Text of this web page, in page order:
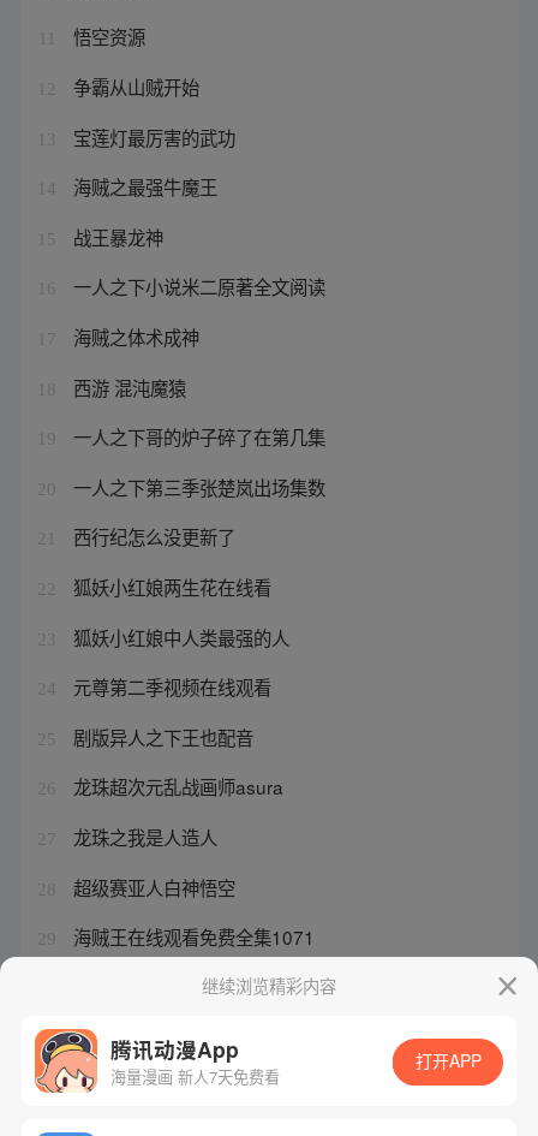
悟空资源
12 争霸从山贼开始
13 宝莲灯最厉害的武功
14 海贼之最强牛魔王
15 战王暴龙神
16 一人之下小说米二原著全文阅读
17 海贼之体术成神
18 西游 混沌魔猿
19 一人之下哥的炉子碎了在第几集
20 一人之下第三季张楚岚出场集数
21 西行纪怎么没更新了
22 狐妖小红娘两生花在线看
23 狐妖小红娘中人类最强的人
24 元尊第二季视频在线观看
25 剧版异人之下王也配音
26 龙珠超次元乱战画师asura
27 龙珠之我是人造人
28 超级赛亚人白神悟空
29 海贼王在线观看免费全集1071
赤天化连续3个交易日上涨
继续浏览精彩内容
腾讯动漫App
海量漫画 新人7天免费看
打开APP